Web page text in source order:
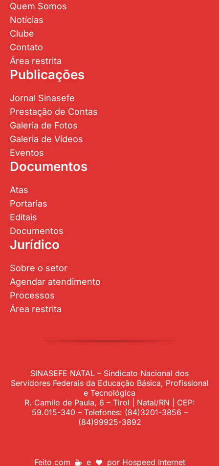
Quem Somos
Notícias
Clube
Contato
Área restrita
Publicações
Jornal Sinasefe
Prestação de Contas
Galeria de Fotos
Galeria de Vídeos
Eventos
Documentos
Atas
Portarias
Editais
Documentos
Jurídico
Sobre o setor
Agendar atendimento
Processos
Área restrita
SINASEFE NATAL – Sindicato Nacional dos
Servidores Federais da Educação Básica, Profissional
e Tecnológica
R. Camilo de Paula, 6 – Tirol | Natal/RN | CEP:
59.015-340 – Telefones: (84)3201-3856 –
(84)99925-3892
Feito com e por Hospeed Internet